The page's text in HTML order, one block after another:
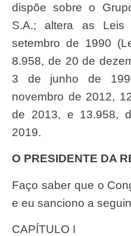
dispõe sobre o
S.A.; altera as
setembro de 1990
8.958, de 20 de
3 de junho de
novembro de 2012,
de 2013, e 13.958,
2019.
O PRESIDENTE DA
Faço saber que o Congresso Nacional decreta
e eu sanciono a
CAPÍTULO I